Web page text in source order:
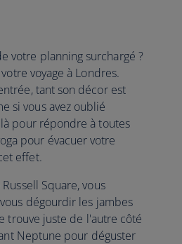
votre planning surchargé ?
voyage à Londres.
tant son décor est
si vous avez oublié
pour répondre à toutes
pour évacuer votre
effet.
Square, vous
dégourdir les jambes
trouve juste de l'autre côté
Neptune pour déguster